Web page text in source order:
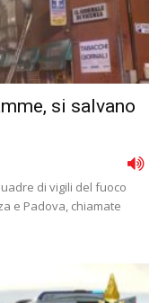
si salvano
di vigili del fuoco
e Padova, chiamate